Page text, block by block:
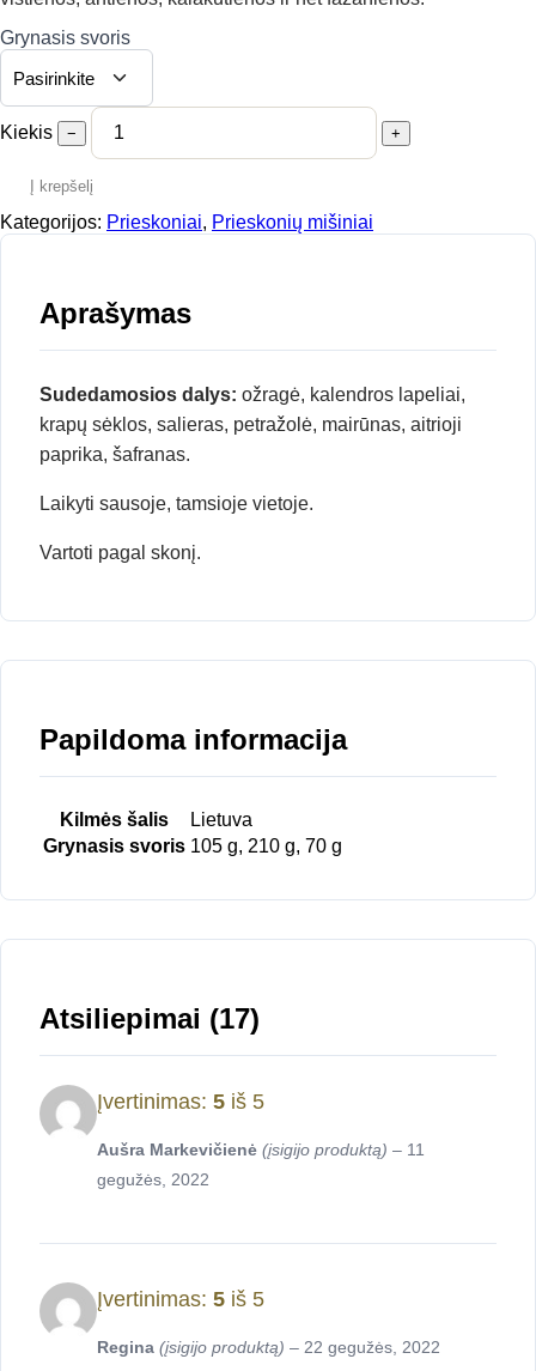
Grynasis svoris
Kiekis − +
Į krepšelį
Kategorijos: Prieskoniai, Prieskonių mišiniai
Aprašymas
Sudedamosios dalys: ožragė, kalendros lapeliai,
krapų sėklos, salieras, petražolė, mairūnas, aitrioji
paprika, šafranas.
Laikyti sausoje, tamsioje vietoje.
Vartoti pagal skonį.
Papildoma informacija
Kilmės šalis
Lietuva
Grynasis svoris 105 g, 210 g, 70 g
Atsiliepimai (17)
Įvertinimas: 5 iš 5
Aušra Markevičienė (įsigijo produktą) – 11
gegužės, 2022
Įvertinimas: 5 iš 5
Regina (įsigijo produktą) – 22 gegužės, 2022